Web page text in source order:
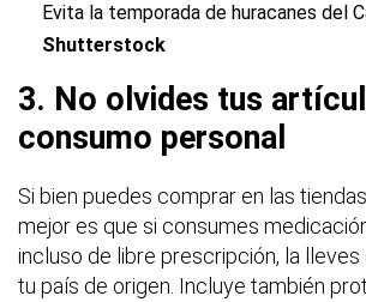
Evita la temporada de huracanes del
Shutterstock
3. No olvides tus
consumo personal
Si bien puedes comprar en las
mejor es que si consumes
incluso de libre prescripción, la
tu país de origen. Incluye también